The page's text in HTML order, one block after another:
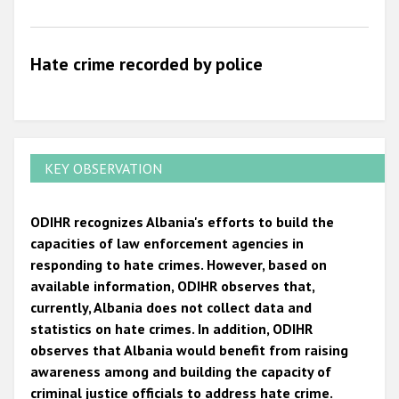
2009
Hate crime recorded by police
KEY OBSERVATION
ODIHR recognizes Albania's efforts to build the
capacities of law enforcement agencies in
responding to hate crimes. However, based on
available information, ODIHR observes that,
currently, Albania does not collect data and
statistics on hate crimes. In addition, ODIHR
observes that Albania would benefit from raising
awareness among and building the capacity of
criminal justice officials to address hate crime.